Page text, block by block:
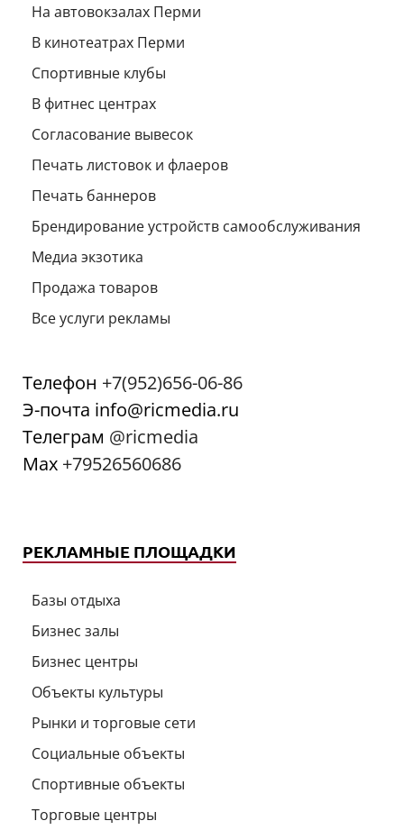
На автовокзалах Перми
В кинотеатрах Перми
Спортивные клубы
В фитнес центрах
Согласование вывесок
Печать листовок и флаеров
Печать баннеров
Брендирование устройств самообслуживания
Медиа экзотика
Продажа товаров
Все услуги рекламы
Телефон +7(952)656-06-86
Э-почта info@ricmedia.ru
Телеграм @ricmedia
Мах +79526560686
РЕКЛАМНЫЕ ПЛОЩАДКИ
Базы отдыха
Бизнес залы
Бизнес центры
Объекты культуры
Рынки и торговые сети
Социальные объекты
Спортивные объекты
Торговые центры